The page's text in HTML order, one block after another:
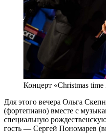
Концерт «Christmas time
Для этого вечера Ольга
(фортепиано) вместе с
специальную
гость — Сергей Пономарев